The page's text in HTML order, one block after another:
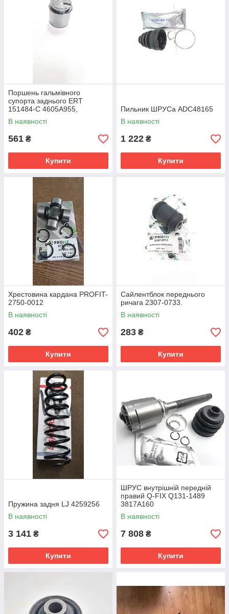
Поршень гальмівного
супорта заднього ERT
151484-C 4605A955,
4605B649, 4605B141
В наявності
561 ₴
Купити
Пильник ШРУСа ADC48165
В наявності
1 222 ₴
Купити
Хрестовина кардана PROFIT-
2750-0012
В наявності
402 ₴
Купити
Сайлентблок переднього
ричага 2307-0733.
В наявності
283 ₴
Купити
Пружина задня LJ 4259256
В наявності
3 141 ₴
Купити
ШРУС внутрішній передній
правий Q-FIX Q131-1489
3817A160
В наявності
7 808 ₴
Купити